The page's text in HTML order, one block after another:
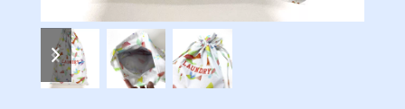
previous
slide
next
slide